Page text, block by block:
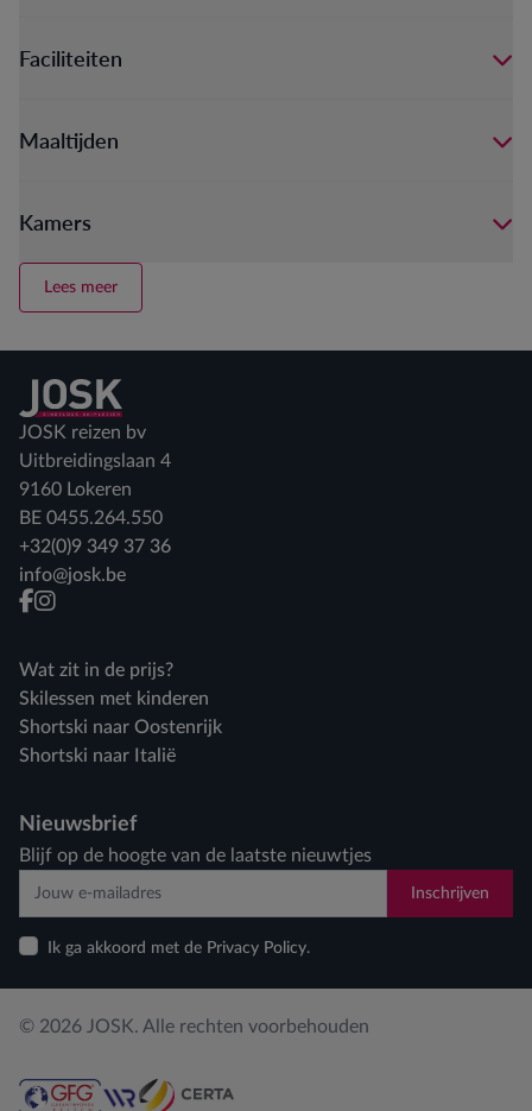
Faciliteiten
Maaltijden
Kamers
Lees meer
Terug naar home
JOSK reizen bv
Uitbreidingslaan 4
9160 Lokeren
BE 0455.264.550
+32(0)9 349 37 36
info@josk.be
facebook
instagram
Wat zit in de prijs?
Skilessen met kinderen
Shortski naar Oostenrijk
Shortski naar Italië
Nieuwsbrief
Blijf op de hoogte van de laatste nieuwtjes
Inschrijven
Ik ga akkoord met de Privacy Policy.
© 2026 JOSK. Alle rechten voorbehouden